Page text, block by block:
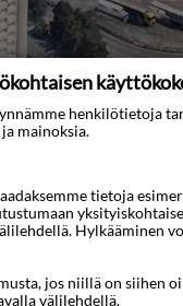
visuaalisen
henkilötietoja
mainoksia.
tietoja
Hylkääminen
jos niillä on siihen
välilehdellä.